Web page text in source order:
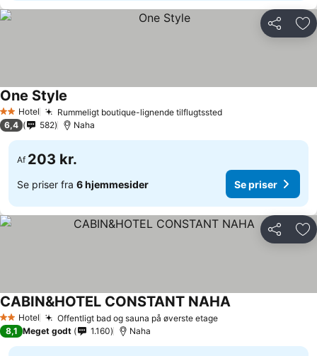
Del
2 Stjerner
Hotel Rummeligt boutique-lignende tilflugtsstedSe priser
One Style
6,4 582 Naha
Af 203 kr.
Se priser fra 6 hjemmesider Se priser
Del
2 Stjerner
Hotel Offentligt bad og sauna på øverste etageSe priser
CABIN&HOTEL CONSTANT NAHASe priser
8,1 Meget godt 1.160 Naha